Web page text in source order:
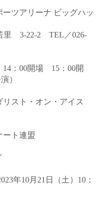
ツアリーナ ビッグハッ
里 3-22-2 TEL ／026-
14 ： 00開場 15 ： 00開
）
スト・オン・アイス
ート連盟
年10月 21 日（土） 10 ：